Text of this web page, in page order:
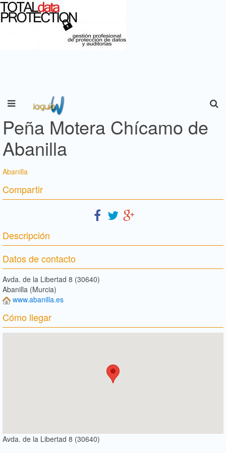
Peña Motera Chícamo de
Abanilla
Abanilla
Compartir
Descripción
Datos de contacto
Avda. de la Libertad 8 (30640)
Abanilla (Murcia)
www.abanilla.es
Cómo llegar
Avda. de la Libertad 8 (30640)